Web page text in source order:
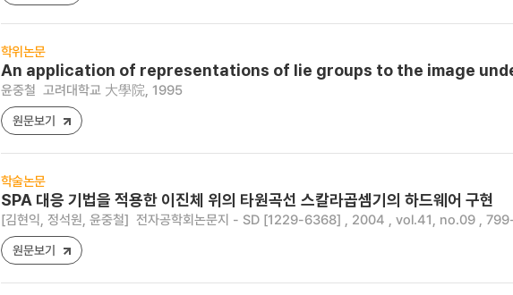
학위논문
An application of representations of lie groups to the image
윤중철 고려대학교 大學院, 1995
원문보기
학술논문
SPA 대응 기법을 적용한 이진체 위의 타원곡선 스칼라곱셈기의 하드웨어 구현
[김현익, 정석원, 윤중철] 전자공학회논문지 - SD [1229-6368] , 2004 , vol.41, no.09 ,
원문보기